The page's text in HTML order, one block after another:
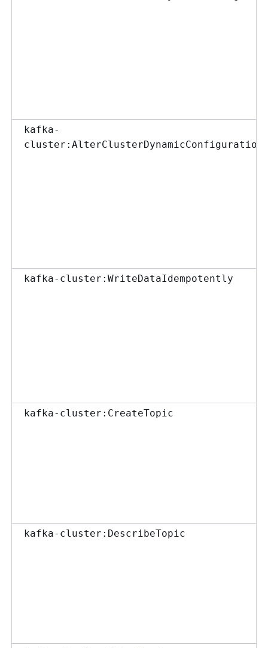
kafka-
cluster:AlterClusterDynamicConfiguration
kafka-cluster:WriteDataIdempotently
kafka-cluster:CreateTopic
kafka-cluster:DescribeTopic